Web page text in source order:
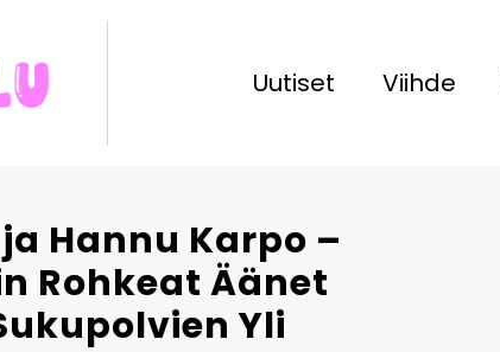
Uutiset Viihde
Hannu Karpo –
Rohkeat Äänet
Yli